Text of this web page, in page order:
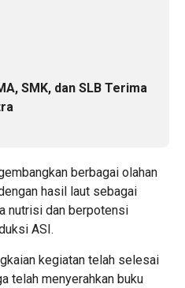
SMK, dan SLB Terima
berbagai olahan
hasil laut sebagai
nutrisi dan berpotensi
ASI.
kegiatan telah selesai
telah menyerahkan buku